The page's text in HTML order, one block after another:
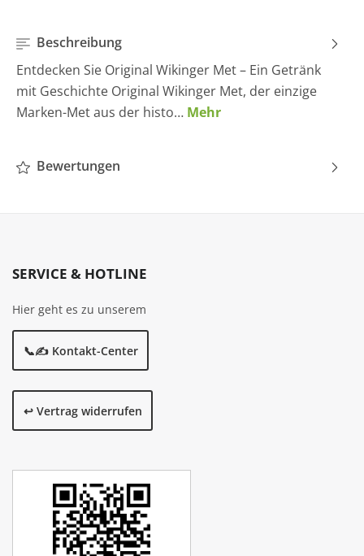
Beschreibung
Entdecken Sie Original Wikinger Met – Ein Getränk
mit Geschichte Original Wikinger Met, der einzige
Marken-Met aus der histo… Mehr
Bewertungen
SERVICE & HOTLINE
Hier geht es zu unserem
📞✍️ Kontakt-Center
↩️ Vertrag widerrufen